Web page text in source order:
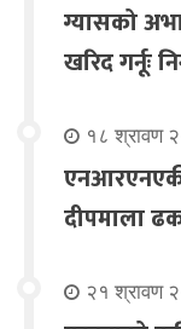
ग्यासको
खरिद गर्नूः
१८ श्रावण
दीपमाला
२१ श्रावण